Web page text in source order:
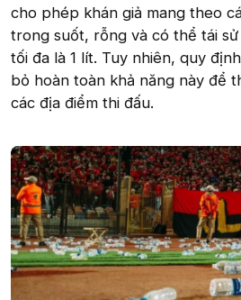
cho phép khán giả mang theo
trong suốt, rỗng và có thể tái
tối đa là 1 lít. Tuy nhiên, quy
bỏ hoàn toàn khả năng này để
các địa điểm thi đấu.